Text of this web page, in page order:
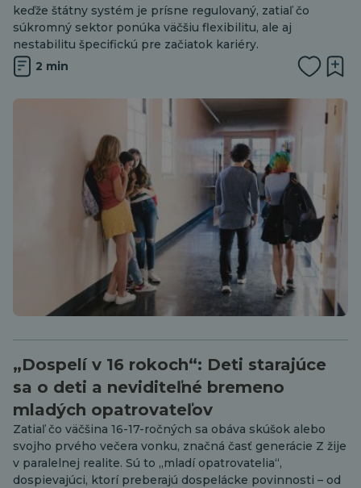
keďže štátny systém je prísne regulovaný, zatiaľ čo
súkromný sektor ponúka väčšiu flexibilitu, ale aj
nestabilitu špecifickú pre začiatok kariéry.
2 min
„Dospelí v 16 rokoch“: Deti starajúce
sa o deti a neviditeľné bremeno
mladých opatrovateľov
Zatiaľ čo väčšina 16-17-ročných sa obáva skúšok alebo
svojho prvého večera vonku, značná časť generácie Z žije
v paralelnej realite. Sú to „mladí opatrovatelia“,
dospievajúci, ktorí preberajú dospelácke povinnosti – od